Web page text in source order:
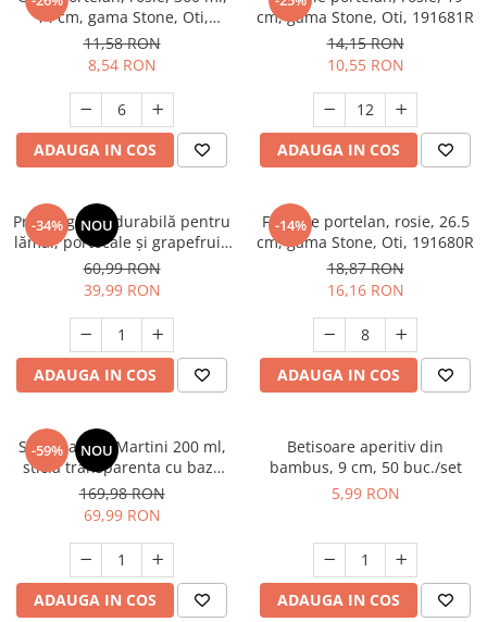
Suporturi si servetele
Tacamuri si seturi
Taietoare manuale
Tavi copt
Termosuri si cani termos
Tirbusoane si dopuri
Tocatoare de bucatarie
Ustensile ornare prajituri
Vaze si boluri decorative
Vesela unica folosinta
Suporturi si accesorii de baie
Uscatoare de rufe
14 cm, gama Stone, Oti,
191683 R
11,58 RON
8,54 RON
ADAUGA IN COS
cm, gama Stone, Oti, 191681R
14,15 RON
10,55 RON
ADAUGA IN COS
-34% NOU
Presă agrumi durabilă pentru
lămâi, portocale și grapefruit,
ideală pentru restaurante și
uz casnic
60,99 RON
39,99 RON
ADAUGA IN COS
-14%
Farfurie portelan, rosie, 26.5
cm, gama Stone, Oti, 191680R
18,87 RON
16,16 RON
ADAUGA IN COS
-59% NOU
Set 6 pahare Martini 200 ml,
sticla transparenta cu baza
albastra, pentru cocktailuri,
elegante, reutilizabile
169,98 RON
69,99 RON
ADAUGA IN COS
Betisoare aperitiv din
bambus, 9 cm, 50 buc./set
5,99 RON
ADAUGA IN COS